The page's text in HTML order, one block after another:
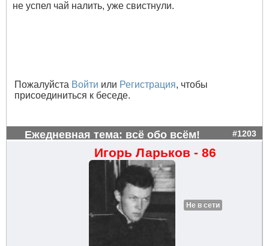
не успел чай налить, уже свистнули.
Пожалуйста Войти или Регистрация, чтобы
присоединиться к беседе.
Ежедневная тема: всё обо всём! #1203
Игорь Ларьков - 86
Не в сети